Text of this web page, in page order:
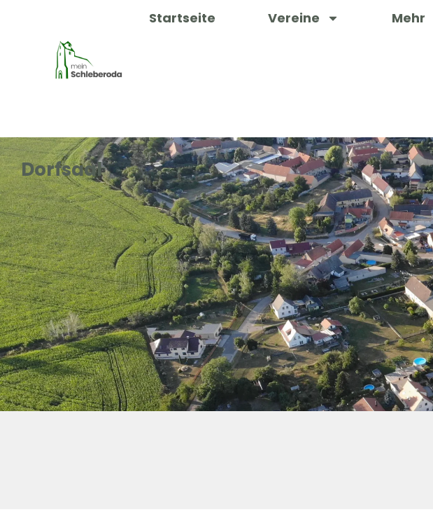
Startseite Vereine Mehr
Dorfsaal